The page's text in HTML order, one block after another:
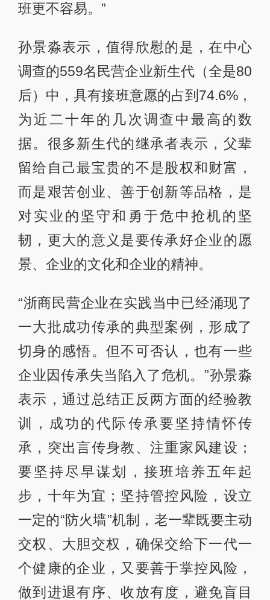
班更不容易。”
孙景淼表示，值得欣慰的是，在中心
调查的559名民营企业新生代（全是80
后）中，具有接班意愿的占到74.6%，
为近二十年的几次调查中最高的数
据。很多新生代的继承者表示，父辈
留给自己最宝贵的不是股权和财富，
而是艰苦创业、善于创新等品格，是
对实业的坚守和勇于危中抢机的坚
韧，更大的意义是要传承好企业的愿
景、企业的文化和企业的精神。
“浙商民营企业在实践当中已经涌现了
一大批成功传承的典型案例，形成了
切身的感悟。但不可否认，也有一些
企业因传承失当陷入了危机。”孙景淼
表示，通过总结正反两方面的经验教
训，成功的代际传承要坚持情怀传
承，突出言传身教、注重家风建设；
要坚持尽早谋划，接班培养五年起
步，十年为宜；坚持管控风险，设立
一定的“防火墙”机制，老一辈既要主动
交权、大胆交权，确保交给下一代一
个健康的企业，又要善于掌控风险，
做到进退有序、收放有度，避免盲目